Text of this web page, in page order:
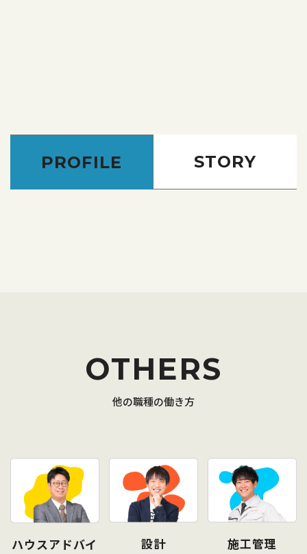
PROFILE STORY
OTHERS
他の職種の働き方
ハウスアドバイ
設計 施工管理